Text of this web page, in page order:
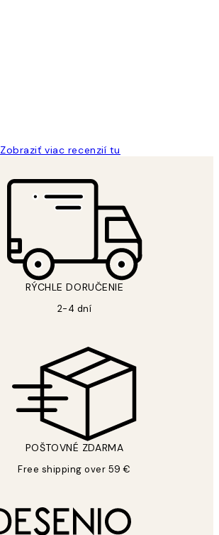
Zobraziť viac recenzií tu
RÝCHLE DORUČENIE
2-4 dní
POŠTOVNÉ ZDARMA
Free shipping over 59 €